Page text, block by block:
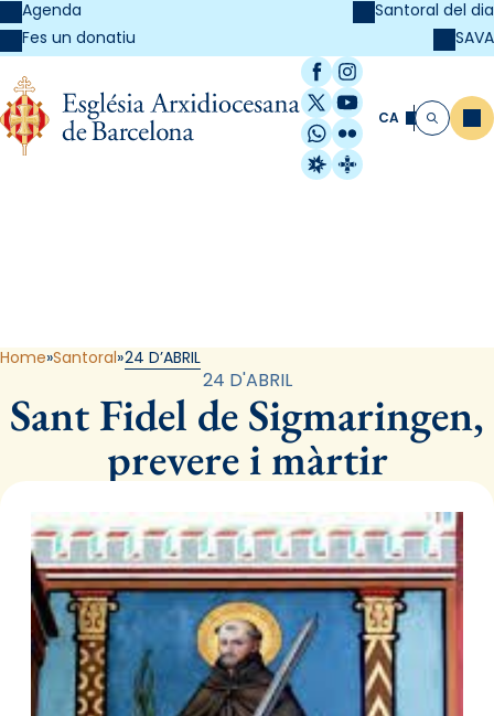
Agenda
Fes un donatiu
Santoral del dia
SAVA
Facebook
Instagram
X / Twitter
YouTube
WhatsApp
Flickr
Radio Estel
Catalunya
CA Cerca
Home Santoral 24 D’ABRIL
24 D'ABRIL
Sant Fidel de Sigmaringen,
prevere i màrtir